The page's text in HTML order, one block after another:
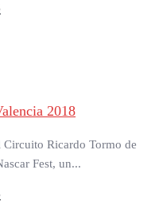
2018
Circuito Ricardo Tormo de
Fest, un...